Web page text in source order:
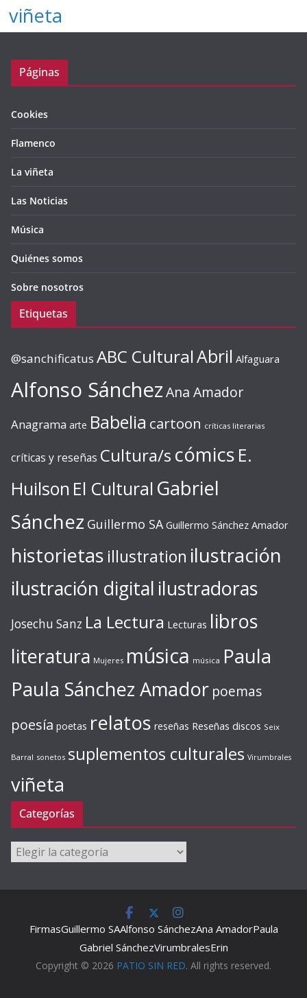
viñeta
Páginas
Cookies
Flamenco
La viñeta
Las Noticias
Música
Quiénes somos
Sobre nosotros
Etiquetas
@sanchificatus ABC CulturalAbril Alfaguara
Alfonso SánchezAna Amador
Anagrama arte Babelia cartoon críticas literarias
críticas y reseñas Cultura/s cómics E.
Huilson El Cultural Gabriel
Sánchez Guillermo SA Guillermo Sánchez Amador
historietas illustration ilustración
ilustración digital ilustradoras
Josechu Sanz La Lectura Lecturas libros
literatura Mujeres música música Paula
Paula Sánchez Amador poemas
poesía poetas relatos reseñas Reseñas discos Seix
Barral sonetos suplementos culturales Virumbrales
viñeta
Categorías
Categorías
FirmasGuillermo SAAlfonso SánchezAna AmadorPaula
Gabriel SánchezVirumbralesErin
Copyright © 2026 PATIO SIN RED. All rights reserved.